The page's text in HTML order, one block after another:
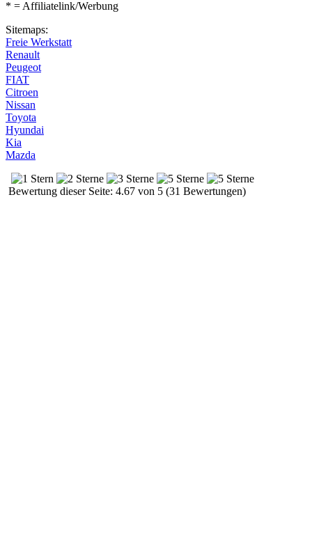
* = Affiliatelink/Werbung
Sitemaps:
Freie Werkstatt
Renault
Peugeot
FIAT
Citroen
Nissan
Toyota
Hyundai
Kia
Mazda
Bewertung dieser Seite: 4.67 von 5 (31 Bewertungen)